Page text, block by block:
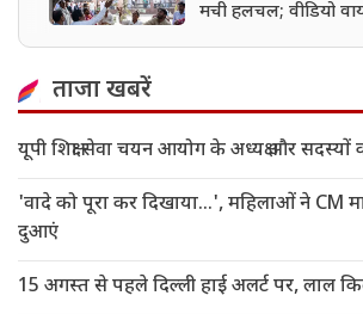
मची हलचल; वीडियो
ताजा खबरें
यूपी शिक्षा सेवा चयन आयोग के अध्यक्ष और सदस्यों
'वादे को पूरा कर दिखाया...', महिलाओं ने CM
दुआएं
15 अगस्त से पहले दिल्ली हाई अलर्ट पर, लाल